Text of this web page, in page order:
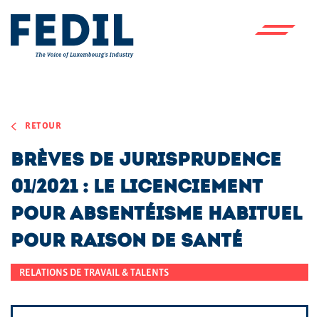
RETOUR
Brèves de jurisprudence
01/2021 : Le licenciement
pour absentéisme habituel
pour raison de santé
RELATIONS DE TRAVAIL & TALENTS